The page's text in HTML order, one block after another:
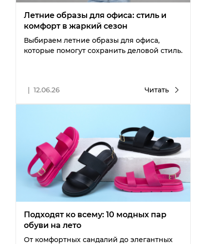
Летние образы для офиса: стиль и
комфорт в жаркий сезон
Выбираем летние образы для офиса,
которые помогут сохранить деловой стиль.
| 12.06.26 Читать
Подходят ко всему: 10 модных пар
обуви на лето
От комфортных сандалий до элегантных